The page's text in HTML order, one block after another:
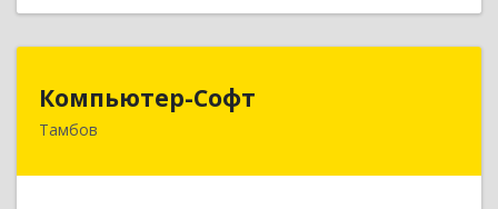
Компьютер-Софт
Тамбов
392000, Тамбовская обл, Тамбов г, Советская